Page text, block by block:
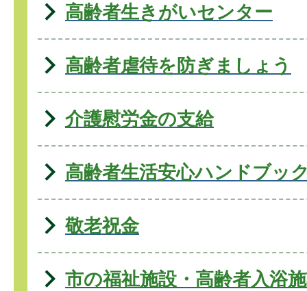
高齢者生きがいセンター
高齢者虐待を防ぎましょう
介護慰労金の支給
高齢者生活安心ハンドブッ
敬老祝金
市の福祉施設・高齢者入浴